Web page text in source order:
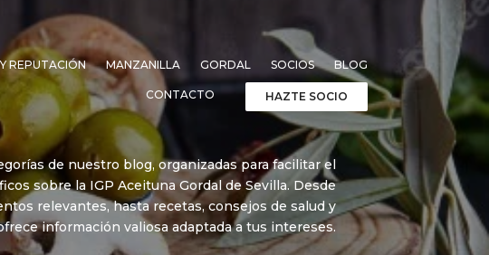
REPUTACIÓN MANZANILLA GORDAL SOCIOS BLOG
CONTACTO HAZTE SOCIO
de nuestro blog, organizadas para facilitar el
sobre la IGP Aceituna Gordal de Sevilla. Desde
relevantes, hasta recetas, consejos de salud y
información valiosa adaptada a tus intereses.